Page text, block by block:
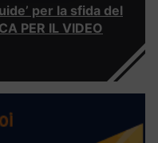
per la sfida del
PER IL VIDEO